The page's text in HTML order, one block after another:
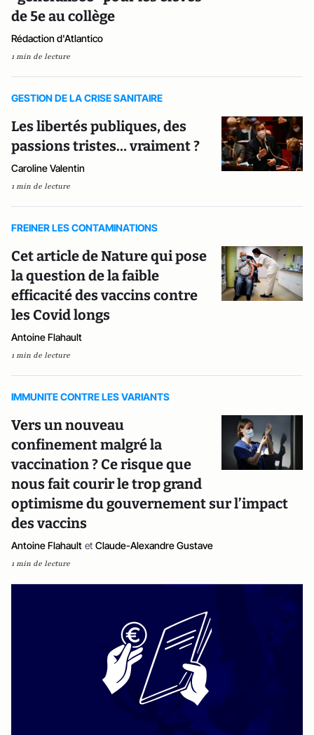
de 5e au collège
Rédaction d'Atlantico
1 min de lecture
GESTION DE LA CRISE SANITAIRE
Les libertés publiques, des
passions tristes… vraiment ?
Caroline Valentin
1 min de lecture
FREINER LES CONTAMINATIONS
Cet article de Nature qui pose
la question de la faible
efficacité des vaccins contre
les Covid longs
Antoine Flahault
1 min de lecture
IMMUNITE CONTRE LES VARIANTS
Vers un nouveau
confinement malgré la
vaccination ? Ce risque que
nous fait courir le trop grand
optimisme du gouvernement sur l’impact
des vaccins
Antoine Flahault et Claude-Alexandre Gustave
1 min de lecture